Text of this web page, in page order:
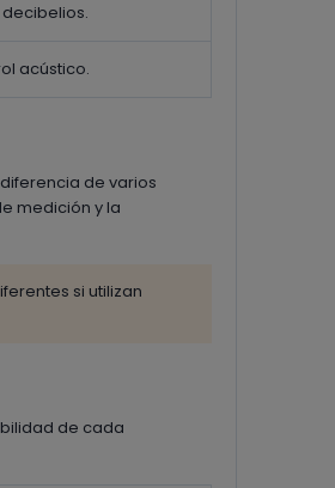
acústico.
de varios
medición y la
si utilizan
de cada